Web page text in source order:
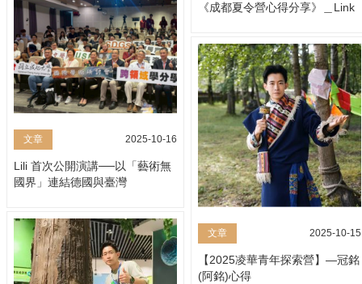
《成都夏令營心得分享》＿Link
文章 2025-10-16
Lili 首次公開演講──以「藝術無
國界」連結德國與臺灣
文章 2025-10-15
【2025凌華青年探索營】—冠銘
(阿銘)心得